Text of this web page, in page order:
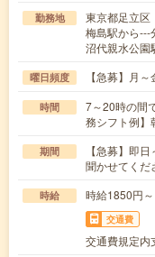
勤務地
東京都足立区
梅島駅から---
沼代親水公園
曜日頻度 【急募】月
時間
7～20時の間
務シフト例
期間
【急募】即
聞かせてくだ
時給 時給1850円
交通費
交通費規定内